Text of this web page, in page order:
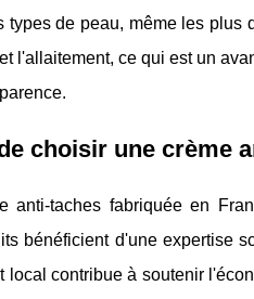
types de peau, même les plus
l'allaitement, ce qui est un
choisir une crème
anti-taches fabriquée en
bénéficient d'une expertise
local contribue à soutenir